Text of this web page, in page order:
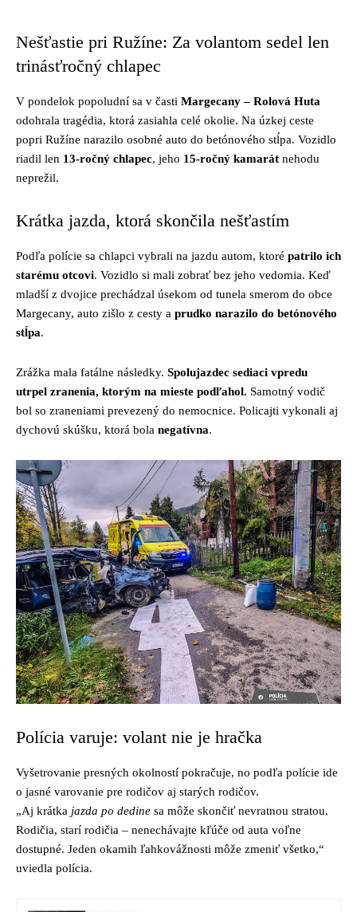
Nešťastie pri Ružíne: Za volantom sedel len
trinásťročný chlapec
V pondelok popoludní sa v časti Margecany – Rolová Huta
odohrala tragédia, ktorá zasiahla celé okolie. Na úzkej ceste
popri Ružíne narazilo osobné auto do betónového stĺpa. Vozidlo
riadil len 13-ročný chlapec, jeho 15-ročný kamarát nehodu
neprežil.
Krátka jazda, ktorá skončila nešťastím
Podľa polície sa chlapci vybrali na jazdu autom, ktoré patrilo ich
starému otcovi. Vozidlo si mali zobrať bez jeho vedomia. Keď
mladší z dvojice prechádzal úsekom od tunela smerom do obce
Margecany, auto zišlo z cesty a prudko narazilo do betónového
stĺpa.
Zrážka mala fatálne následky. Spolujazdec sediaci vpredu
utrpel zranenia, ktorým na mieste podľahol. Samotný vodič
bol so zraneniami prevezený do nemocnice. Policajti vykonali aj
dychovú skúšku, ktorá bola negatívna.
Polícia varuje: volant nie je hračka
Vyšetrovanie presných okolností pokračuje, no podľa polície ide
o jasné varovanie pre rodičov aj starých rodičov.
„Aj krátka jazda po dedine sa môže skončiť nevratnou stratou.
Rodičia, starí rodičia – nenechávajte kľúče od auta voľne
dostupné. Jeden okamih ľahkovážnosti môže zmeniť všetko,“
uviedla polícia.